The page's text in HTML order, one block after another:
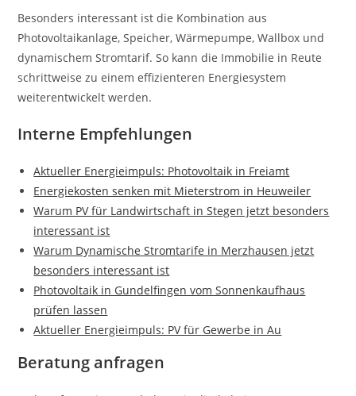
Besonders interessant ist die Kombination aus
Photovoltaikanlage, Speicher, Wärmepumpe, Wallbox und
dynamischem Stromtarif. So kann die Immobilie in Reute
schrittweise zu einem effizienteren Energiesystem
weiterentwickelt werden.
Interne Empfehlungen
Aktueller Energieimpuls: Photovoltaik in Freiamt
Energiekosten senken mit Mieterstrom in Heuweiler
Warum PV für Landwirtschaft in Stegen jetzt besonders
interessant ist
Warum Dynamische Stromtarife in Merzhausen jetzt
besonders interessant ist
Photovoltaik in Gundelfingen vom Sonnenkaufhaus
prüfen lassen
Aktueller Energieimpuls: PV für Gewerbe in Au
Beratung anfragen